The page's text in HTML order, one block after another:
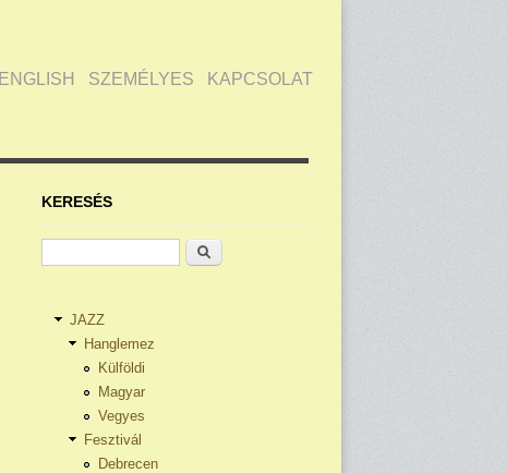
ENGLISH SZEMÉLYES KAPCSOLAT
KERESÉS
Keresés
JAZZ
Hanglemez
Külföldi
Magyar
Vegyes
Fesztivál
Debrecen